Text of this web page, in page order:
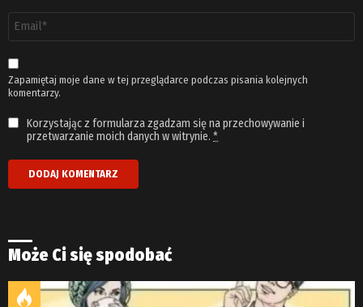
email
*
Zapamiętaj moje dane w tej przeglądarce podczas pisania kolejnych
komentarzy.
Korzystając z formularza zgadzam się na przechowywanie i
przetwarzanie moich danych w witrynie. *
Może Ci się spodobać